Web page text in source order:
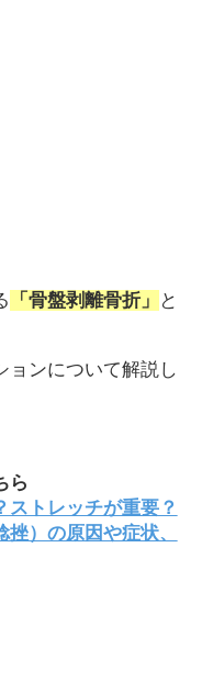
「骨盤剥離骨折」
と
ョンについて解説し
ら
ストレッチが重要？
）の原因や症状、